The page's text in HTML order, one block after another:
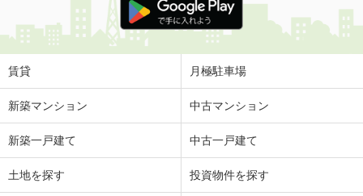
賃貸 月極駐車場
新築マンション 中古マンション
新築一戸建て 中古一戸建て
土地を探す 投資物件を探す